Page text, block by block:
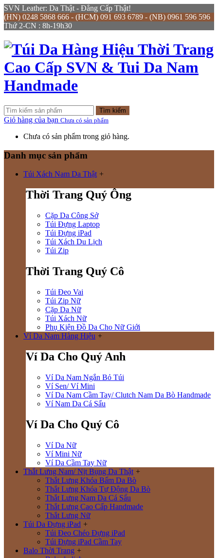
SVN Leather: Da Thật - Đẳng Cấp Thật!
(HN) 0248 5868 666 - (HCM) 091 693 6789 - (NB) 0961 596 596
Thứ 2-CN : 8h-19h30
Tìm kiếm
Giỏ hàng của bạn Chưa có sản phẩm
Chưa có sản phẩm trong giỏ hàng.
Danh mục sản phẩm
Túi Xách Nam Da Thật +
Thời Trang Quý Ông
Cặp Da Công Sở
Túi Đựng Laptop
Túi Đựng iPad
Túi Xách Du Lịch
Túi Zip
Thời Trang Quý Cô
Túi Đeo Vai
Túi Zip Nữ
Cặp Da Nữ
Túi Xách Nữ
Phụ Kiện Đồ Da Cho Nữ Giới
Ví Da Nam Hàng Hiệu +
Ví Da Cho Quý Anh
Ví Da Nam Ngắn Bỏ Túi
Ví Sen/ Ví Mini
Ví Da Nam Cầm Tay/ Clutch Nam Da Bò Handmade
Ví Nam Da Cá Sấu
Ví Da Cho Quý Cô
Ví Da Nữ
Ví Mini Nữ
Ví Da Cầm Tay Nữ
Thắt Lưng Nam/ Nịt Bụng Da Thật +
Thắt Lưng Khóa Bấm Da Bò
Thắt Lưng Khóa Tự Động Da Bò
Thắt Lưng Nam Da Cá Sấu
Thắt Lưng Cao Cấp Handmade
Thắt Lưng Nữ
Túi Da Đựng iPad +
Túi Đeo Chéo Đựng iPad
Túi Đựng iPad Cầm Tay
Balo Thời Trang +